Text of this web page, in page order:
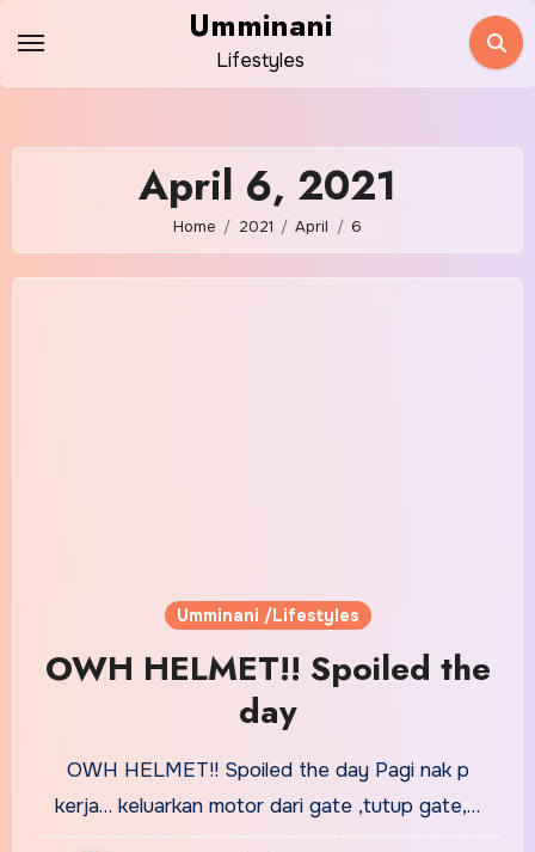
content
Umminani
Lifestyles
April 6, 2021
Home 2021 April 6
Umminani /Lifestyles
OWH HELMET!! Spoiled the
day
OWH HELMET!! Spoiled the day Pagi nak p
kerja… keluarkan motor dari gate ,tutup gate,…